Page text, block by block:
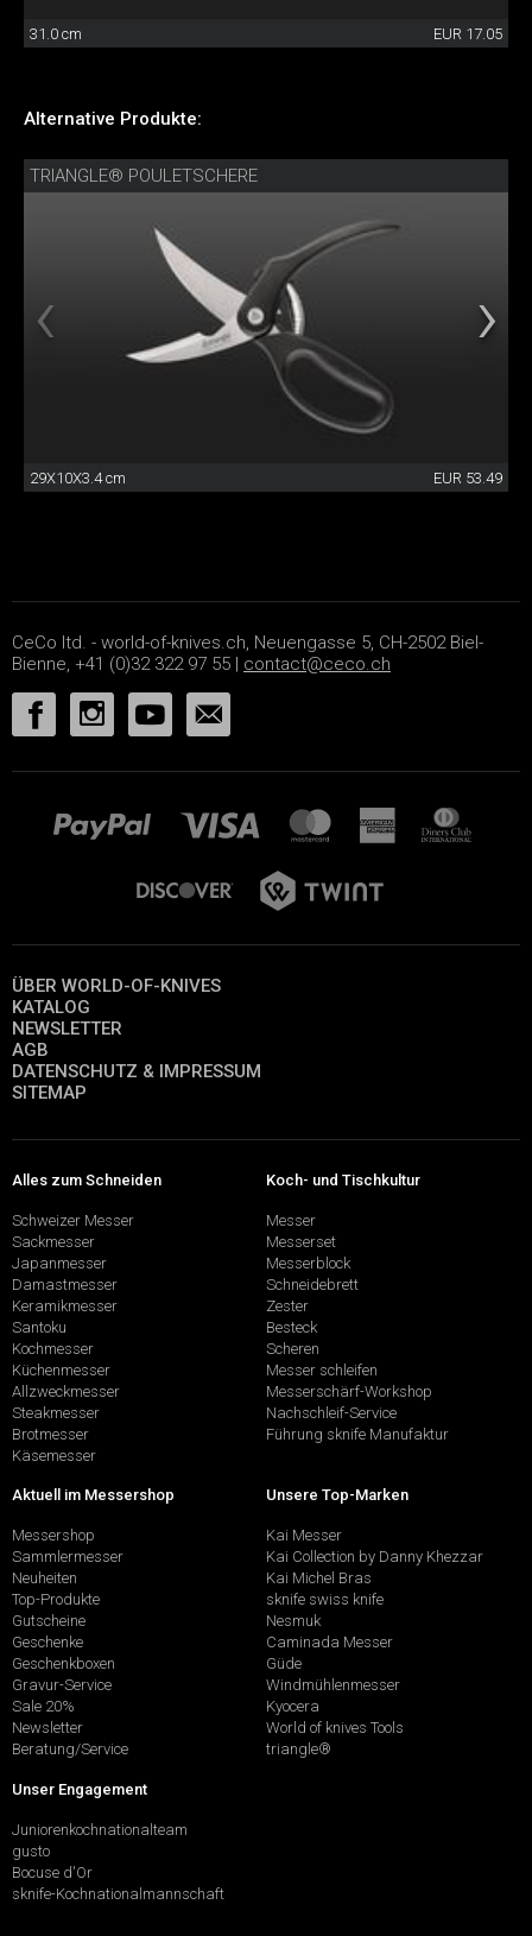
31.0 cm EUR 17.05
Alternative Produkte:
TRIANGLE® POULETSCHERE
29X10X3.4 cm EUR 53.49
CeCo ltd. - world-of-knives.ch, Neuengasse 5, CH-2502 Biel-
Bienne, +41 (0)32 322 97 55 | contact@ceco.ch
ÜBER WORLD-OF-KNIVES
KATALOG
NEWSLETTER
AGB
DATENSCHUTZ & IMPRESSUM
SITEMAP
Alles zum Schneiden
Schweizer Messer
Sackmesser
Japanmesser
Damastmesser
Keramikmesser
Santoku
Kochmesser
Küchenmesser
Allzweckmesser
Steakmesser
Brotmesser
Käsemesser
Koch- und Tischkultur
Messer
Messerset
Messerblock
Schneidebrett
Zester
Besteck
Scheren
Messer schleifen
Messerschärf-Workshop
Nachschleif-Service
Führung sknife Manufaktur
Aktuell im Messershop
Messershop
Sammlermesser
Neuheiten
Top-Produkte
Gutscheine
Geschenke
Geschenkboxen
Gravur-Service
Sale 20%
Newsletter
Beratung/Service
Unsere Top-Marken
Kai Messer
Kai Collection by Danny Khezzar
Kai Michel Bras
sknife swiss knife
Nesmuk
Caminada Messer
Güde
Windmühlenmesser
Kyocera
World of knives Tools
triangle®
Unser Engagement
Juniorenkochnationalteam
gusto
Bocuse d'Or
sknife-Kochnationalmannschaft